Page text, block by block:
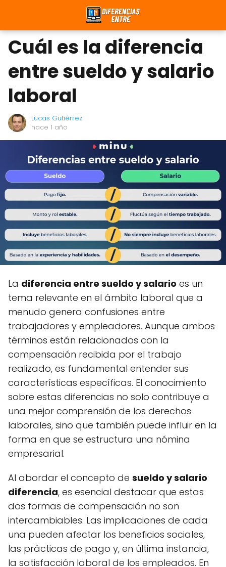
Cuál es la diferencia
entre sueldo y salario
laboral
Lucas Gutiérrez
hace 1 año
La diferencia entre sueldo y salario es un
tema relevante en el ámbito laboral que a
menudo genera confusiones entre
trabajadores y empleadores. Aunque ambos
términos están relacionados con la
compensación recibida por el trabajo
realizado, es fundamental entender sus
características específicas. El conocimiento
sobre estas diferencias no solo contribuye a
una mejor comprensión de los derechos
laborales, sino que también puede influir en la
forma en que se estructura una nómina
empresarial.
Al abordar el concepto de sueldo y salario
diferencia, es esencial destacar que estas
dos formas de compensación no son
intercambiables. Las implicaciones de cada
una pueden afectar los beneficios sociales,
las prácticas de pago y, en última instancia,
la satisfacción laboral de los empleados. En